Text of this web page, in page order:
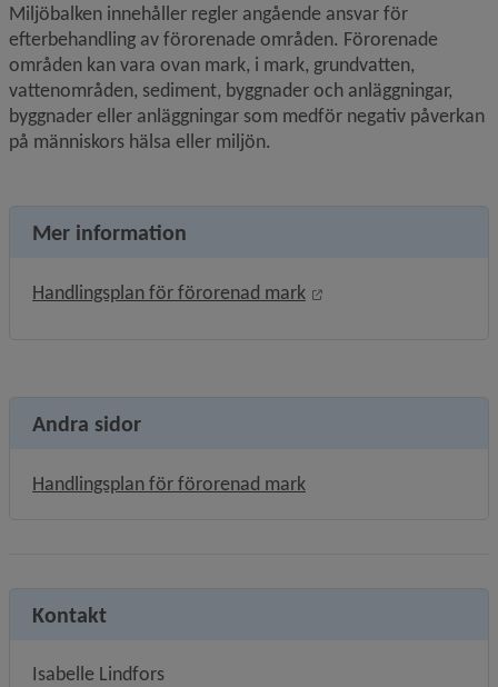
Miljöbalken innehåller regler angående ansvar för
efterbehandling av förorenade områden. Förorenade
områden kan vara ovan mark, i mark, grundvatten,
vattenområden, sediment, byggnader och anläggningar,
byggnader eller anläggningar som medför negativ påverkan
på människors hälsa eller miljön.
Mer information
Handlingsplan för förorenad mark Öppnas i nytt fönster.
Andra sidor
Handlingsplan för förorenad mark
Kontakt
Isabelle Lindfors